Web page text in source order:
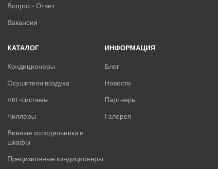
ОСУШИТЕЛИ ВОЗДУХА
ВИННЫЕ ХОЛОДИЛЬНИКИ И ШКАФЫ
ПРЕЦИЗИОННЫЕ КОНДИЦИОНЕРЫ
Вопрос - Ответ
Вакансии
КАТАЛОГ
Кондиционеры
Осушители воздуха
VRF-системы
Чиллеры
Винные холодильники и
шкафы
Прецизионные кондиционеры
ИНФОРМАЦИЯ
Блог
Новости
Партнеры
Галерея